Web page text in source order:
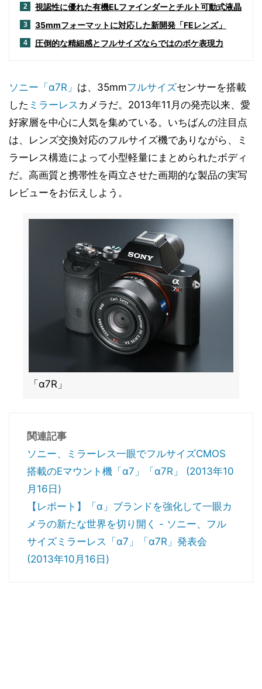
2 視認性に優れた有機ELファインダーとチルト可動式液晶
3 35mmフォーマットに対応した新開発「FEレンズ」
4 圧倒的な精細感とフルサイズならではのボケ表現力
ソニー「α7R」 は、35mmフルサイズセンサーを搭載
した ミラーレス カメラだ。2013年11月の発売以来、愛
好家層を中心に人気を集めている。いちばんの注目点
は、レンズ交換対応のフルサイズ機でありながら、ミ
ラーレス構造によって小型軽量にまとめられたボディ
だ。高画質と携帯性を両立させた画期的な製品の実写
レビューをお伝えしよう。
「α7R」
関連記事
ソニー、ミラーレス一眼でフルサイズCMOS
搭載のEマウント機「α7」「α7R」 (2013年10
月16日)
【レポート】「α」ブランドを強化して一眼カ
メラの新たな世界を切り開く - ソニー、フル
サイズミラーレス「α7」「α7R」発表会
(2013年10月16日)